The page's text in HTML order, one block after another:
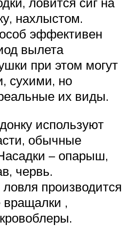
нахлыстом.
эффективен
вылета
при этом могут
сухими, но
их виды.
используют
обычные
– опарыш,
червь.
производится
,